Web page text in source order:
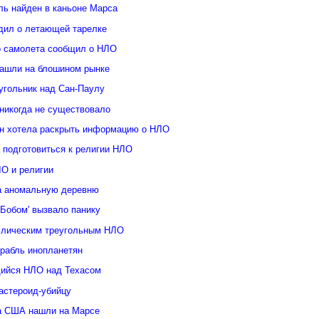
найден в каньоне Марса
о летающей тарелке
самолета сообщил о НЛО
на блошином рынке
над Сан-Паулу
не существовало
хотела раскрыть информацию о НЛО
к религии НЛО
и религии
аномальную деревню
вызвало панику
треугольным НЛО
инопланетян
НЛО над Техасом
убийцу
США нашли на Марсе